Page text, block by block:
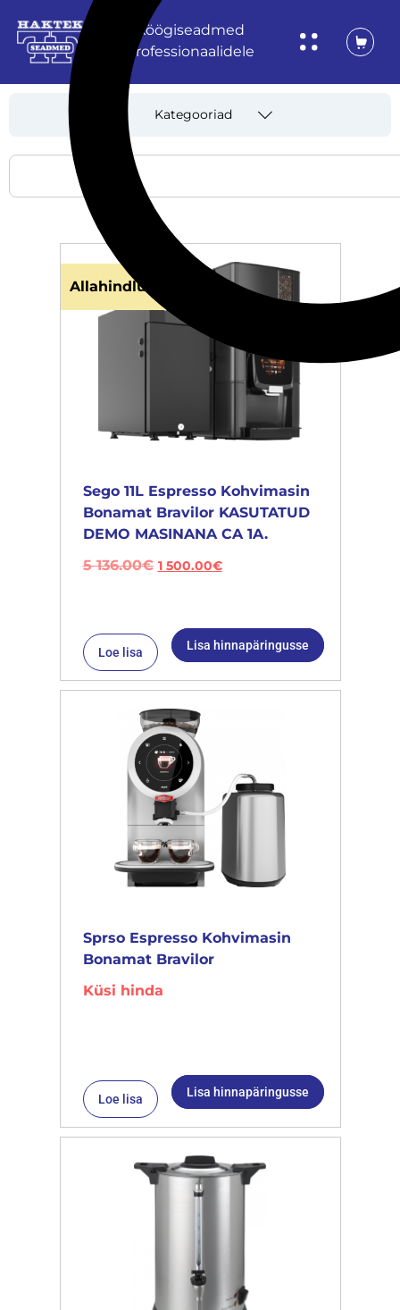
Köögiseadmed
professionaalidele
Kategooriad
Allahindlus!
Sego 11L Espresso Kohvimasin
Bonamat Bravilor KASUTATUD
DEMO MASINANA CA 1A.
5 136.00€ 1 500.00€
Loe lisa Lisa hinnapäringusse
Sprso Espresso Kohvimasin
Bonamat Bravilor
Küsi hinda
Loe lisa Lisa hinnapäringusse